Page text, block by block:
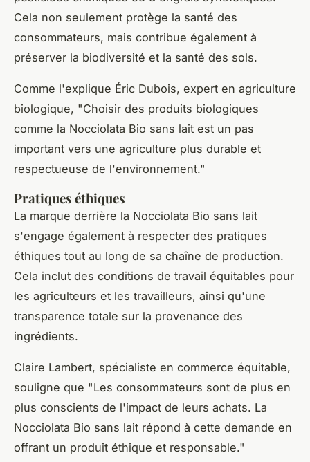
Cela non seulement protège la santé des
consommateurs, mais contribue également à
préserver la biodiversité et la santé des sols.
Comme l'explique Éric Dubois, expert en agriculture
biologique, "Choisir des produits biologiques
comme la Nocciolata Bio sans lait est un pas
important vers une agriculture plus durable et
respectueuse de l'environnement."
Pratiques éthiques
La marque derrière la Nocciolata Bio sans lait
s'engage également à respecter des pratiques
éthiques tout au long de sa chaîne de production.
Cela inclut des conditions de travail équitables pour
les agriculteurs et les travailleurs, ainsi qu'une
transparence totale sur la provenance des
ingrédients.
Claire Lambert, spécialiste en commerce équitable,
souligne que "Les consommateurs sont de plus en
plus conscients de l'impact de leurs achats. La
Nocciolata Bio sans lait répond à cette demande en
offrant un produit éthique et responsable."